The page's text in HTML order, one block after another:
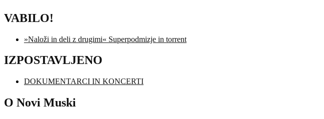
VABILO!
»Naloži in deli z drugimi« Superpodmizje in torrent
IZPOSTAVLJENO
DOKUMENTARCI IN KONCERTI
O Novi Muski